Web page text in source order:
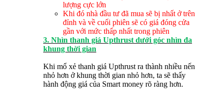
lượng cực lớn
Khi đó nhà đầu tư đã mua sẽ bị nhất ở trên
đỉnh và về cuối phiên sẽ có giá đóng cửa
gần với mức thấp nhất trong phiên
3. Nhìn thanh giá Upthrust dưới góc nhìn đa
khung thời gian
Khi mổ xẻ thanh giá Upthrust ra thành nhiều nến
nhỏ hơn ở khung thời gian nhỏ hơn, ta sẽ thấy
hành động giá của Smart money rõ ràng hơn.